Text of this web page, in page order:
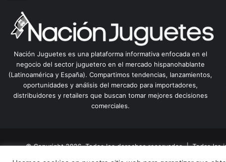
Nación Juguetes es una plataforma informativa enfocada en el
negocio del sector juguetero en el mercado hispanohablante
(Latinoamérica y España). Compartimos tendencias, lanzamientos,
oportunidades y análisis del mercado para importadores,
distribuidores y retailers que buscan tomar mejores decisiones
comerciales.
© Copyright 2026, Todos los derechos reservados | Todas las